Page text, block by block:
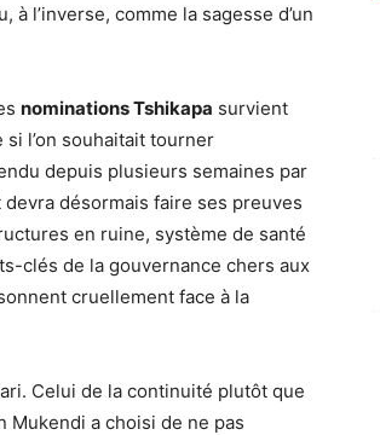
l’inverse, comme la sagesse d’un
nominations Tshikapa survient
l’on souhaitait tourner
depuis plusieurs semaines par
désormais faire ses preuves
en ruine, système de santé
clés de la gouvernance chers aux
cruellement face à la
Celui de la continuité plutôt que
Mukendi a choisi de ne pas